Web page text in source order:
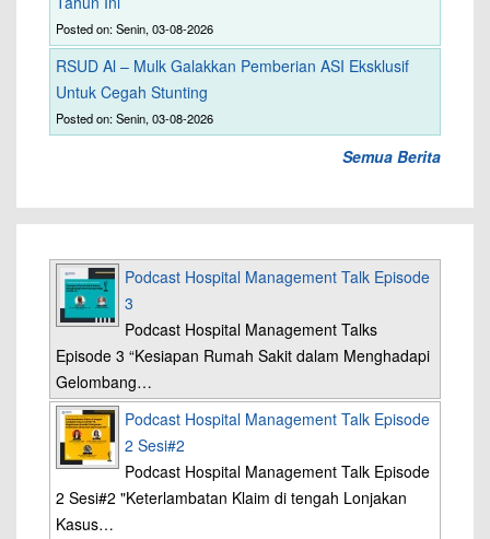
Posted on: Senin, 03-08-2026
RSUD Al – Mulk Galakkan Pemberian ASI Eksklusif
Untuk Cegah Stunting
Posted on: Senin, 03-08-2026
Semua Berita
Podcast Hospital Management Talk Episode
3
Podcast Hospital Management Talks
Episode 3 “Kesiapan Rumah Sakit dalam Menghadapi
Gelombang…
Podcast Hospital Management Talk Episode
2 Sesi#2
Podcast Hospital Management Talk Episode
2 Sesi#2 "Keterlambatan Klaim di tengah Lonjakan
Kasus…